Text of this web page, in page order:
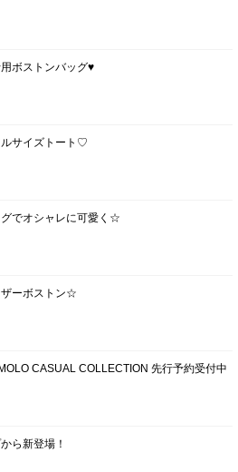
ボストンバッグ♥
サイズトート♡
でオシャレに可愛く☆
ーボストン☆
CASUAL COLLECTION 先行予約受付中
ら新登場！